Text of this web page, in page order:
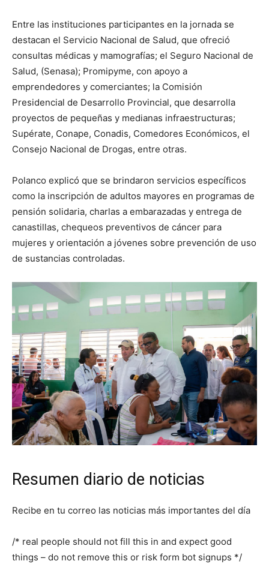
Entre las instituciones participantes en la jornada se
destacan el Servicio Nacional de Salud, que ofreció
consultas médicas y mamografías; el Seguro Nacional de
Salud, (Senasa); Promipyme, con apoyo a
emprendedores y comerciantes; la Comisión
Presidencial de Desarrollo Provincial, que desarrolla
proyectos de pequeñas y medianas infraestructuras;
Supérate, Conape, Conadis, Comedores Económicos, el
Consejo Nacional de Drogas, entre otras.
Polanco explicó que se brindaron servicios específicos
como la inscripción de adultos mayores en programas de
pensión solidaria, charlas a embarazadas y entrega de
canastillas, chequeos preventivos de cáncer para
mujeres y orientación a jóvenes sobre prevención de uso
de sustancias controladas.
Resumen diario de noticias
Recibe en tu correo las noticias más importantes del día
/* real people should not fill this in and expect good
things – do not remove this or risk form bot signups */